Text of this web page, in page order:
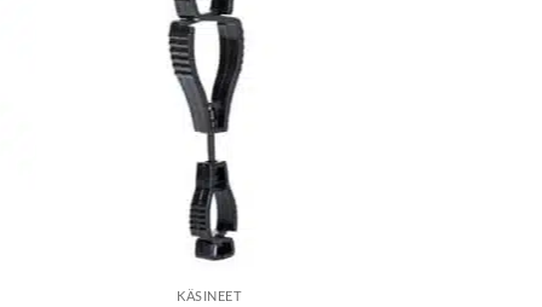
KÄSINEET